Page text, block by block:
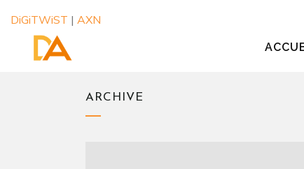
DiGiTWiST | AXN
ARCHIVE